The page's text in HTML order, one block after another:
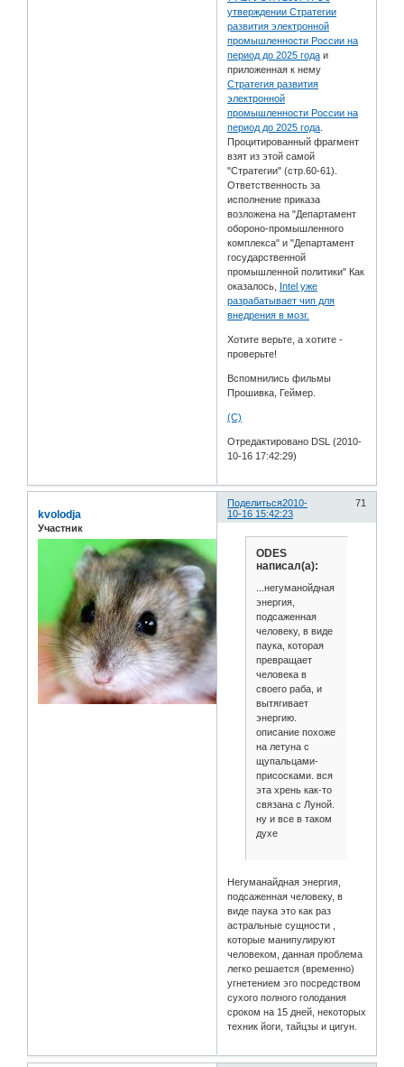
утверждении Стратегии
развития электронной
промышленности России на
период до 2025 года и
приложенная к нему
Стратегия развития
электронной
промышленности России на
период до 2025 года
Процитированный фрагмент
взят из этой самой
"Стратегии" (стр.60-61).
Ответственность за
исполнение приказа
возложена на "Департамент
обороно-промышленного
комплекса" и "Департамент
государственной
промышленной политики" Как
оказалось, Intel уже
разрабатывает чип для
внедрения в мозг.
Хотите верьте, а хотите -
проверьте!
Вспомнились фильмы
Прошивка, Геймер.
(С)
Отредактировано DSL (2010-
10-16 17:42:29)
Поделиться 71
2010-
10-16 15:42:23
kvolodja
Участник
ODES
написал(а):
...негуманойдная
энергия,
подсаженная
человеку, в виде
паука, которая
превращает
человека в
своего раба, и
вытягивает
энергию.
описание похоже
на летуна с
щупальцами-
присосками. вся
эта хрень как-то
связана с Луной.
ну и все в таком
духе
Негуманайдная энергия,
подсаженная человеку, в
виде паука это как раз
астральные сущности ,
которые манипулируют
человеком, данная проблема
легко решается (временно)
угнетением эго посредством
сухого полного голодания
сроком на 15 дней, некоторых
техник йоги, тайцзы и цигун.